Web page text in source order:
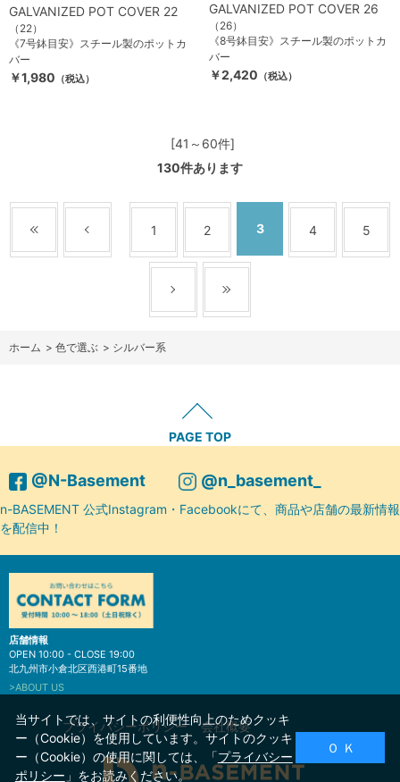
GALVANIZED POT COVER 22
（22）
《7号鉢目安》スチール製のポットカ
バー
￥1,980 （税込）
GALVANIZED POT COVER 26
（26）
《8号鉢目安》スチール製のポットカ
バー
￥2,420 （税込）
[41～60件]
130件あります
1 2 3 4 5
ホーム > 色で選ぶ > シルバー系
PAGE TOP
@N-Basement @n_basement_
n-BASEMENT 公式Instagram・Facebookにて、商品や店舗の最新情報
を配信中！
店舗情報
OPEN 10:00 - CLOSE 19:00
北九州市小倉北区西港町15番地
>ABOUT US
プライバシーポリシー 会社概要
当サイトでは、サイトの利便性向上のためクッキ
ー（Cookie）を使用しています。サイトのクッキ
ー（Cookie）の使用に関しては、「プライバシー
ポリシー 」をお読みください。
Ｏ Ｋ